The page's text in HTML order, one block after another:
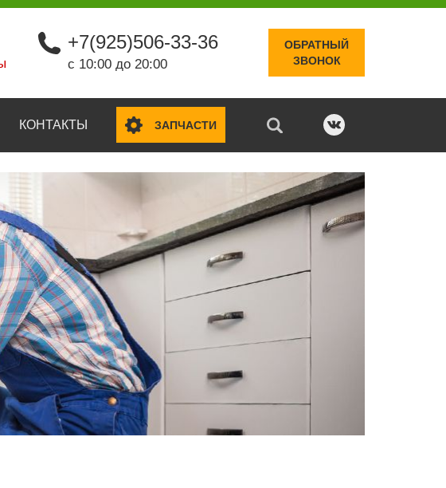
+7(925)506-33-36
с 10:00 до 20:00
ОБРАТНЫЙ
ЗВОНОК
КОНТАКТЫ ЗАПЧАСТИ